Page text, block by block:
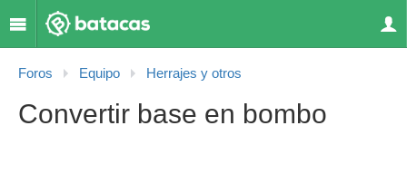
Foros Equipo Herrajes y otros
Convertir base en bombo